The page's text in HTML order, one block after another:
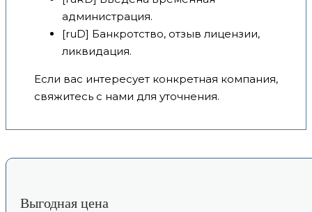
администрация.
[ruD] Банкротство, отзыв лицензии,
ликвидация.
Если вас интересует конкретная компания,
свяжитесь с нами для уточнения.
Выгодная цена